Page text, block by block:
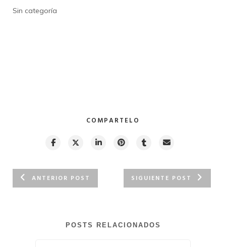
Sin categoría
COMPARTELO
ANTERIOR POST SIGUIENTE POST
POSTS RELACIONADOS